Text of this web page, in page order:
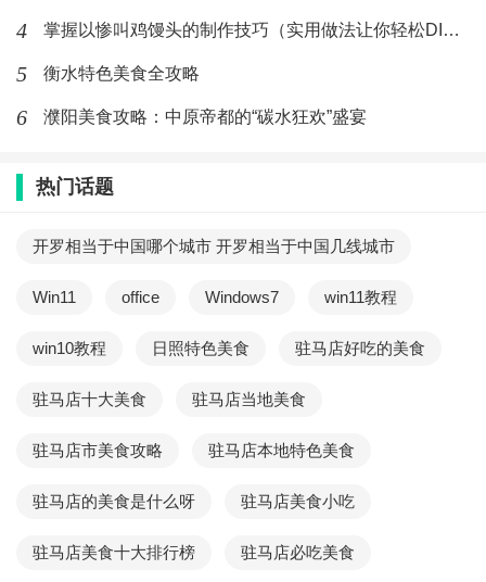
4 掌握以惨叫鸡馒头的制作技巧（实用做法让你轻松DIY）
5 衡水特色美食全攻略
6 濮阳美食攻略：中原帝都的“碳水狂欢”盛宴
热门话题
开罗相当于中国哪个城市 开罗相当于中国几线城市
Win11 office Windows7 win11教程
win10教程 日照特色美食 驻马店好吃的美食
驻马店十大美食 驻马店当地美食
驻马店市美食攻略 驻马店本地特色美食
驻马店的美食是什么呀 驻马店美食小吃
驻马店美食十大排行榜 驻马店必吃美食